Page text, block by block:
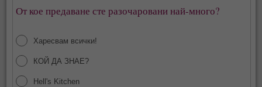
От кое предаване сте разочаровани най-много?
Харесвам всички!
КОЙ ДА ЗНАЕ?
Hell's Kitchen